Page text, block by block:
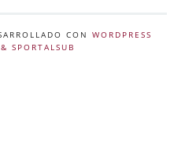
CON WORDPRESS
SPORTALSUB